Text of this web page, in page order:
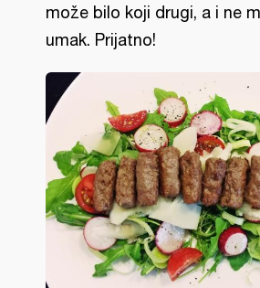
može bilo koji drugi, a i ne
umak. Prijatno!